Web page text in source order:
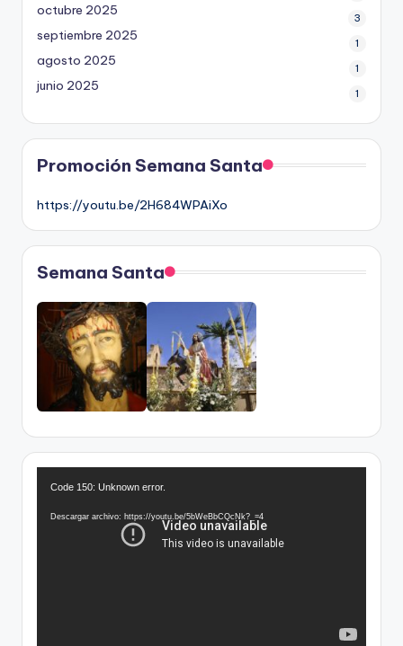
octubre 2025 3
septiembre 2025 1
agosto 2025 1
junio 2025 1
Promoción Semana Santa
https://youtu.be/2H684WPAiXo
Semana Santa
Code 150: Unknown error.
Descargar archivo: https://youtu.be/5bWeBbCQcNk?_=4